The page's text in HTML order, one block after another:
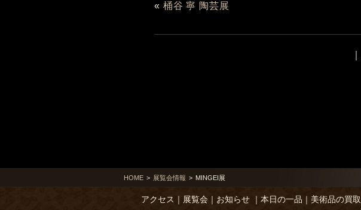
«桶谷 寧 陶芸展
HOME > 展覧会情報 > MINGEI展
アクセス 展覧会｜ お知らせ｜ 本日の一品 美術品の買取